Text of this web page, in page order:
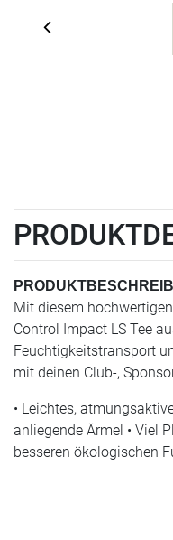
Mit diesem
Control Impact LS Tee
Feuchtigkeitstransport
mit deinen Club-,
• Leichtes,
anliegende Ärmel • Viel
besseren ökologischen